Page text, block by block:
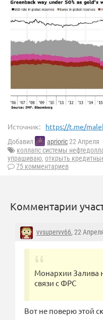
Источник: https://t.me/
Добавил aprioric22 Апреля
коллапс системы
упрашиваю, открыть
75 комментариев
Комментарии
vvsupervv66, 22
Монархии Залива
связи с ФРС
Вот не поверю этой